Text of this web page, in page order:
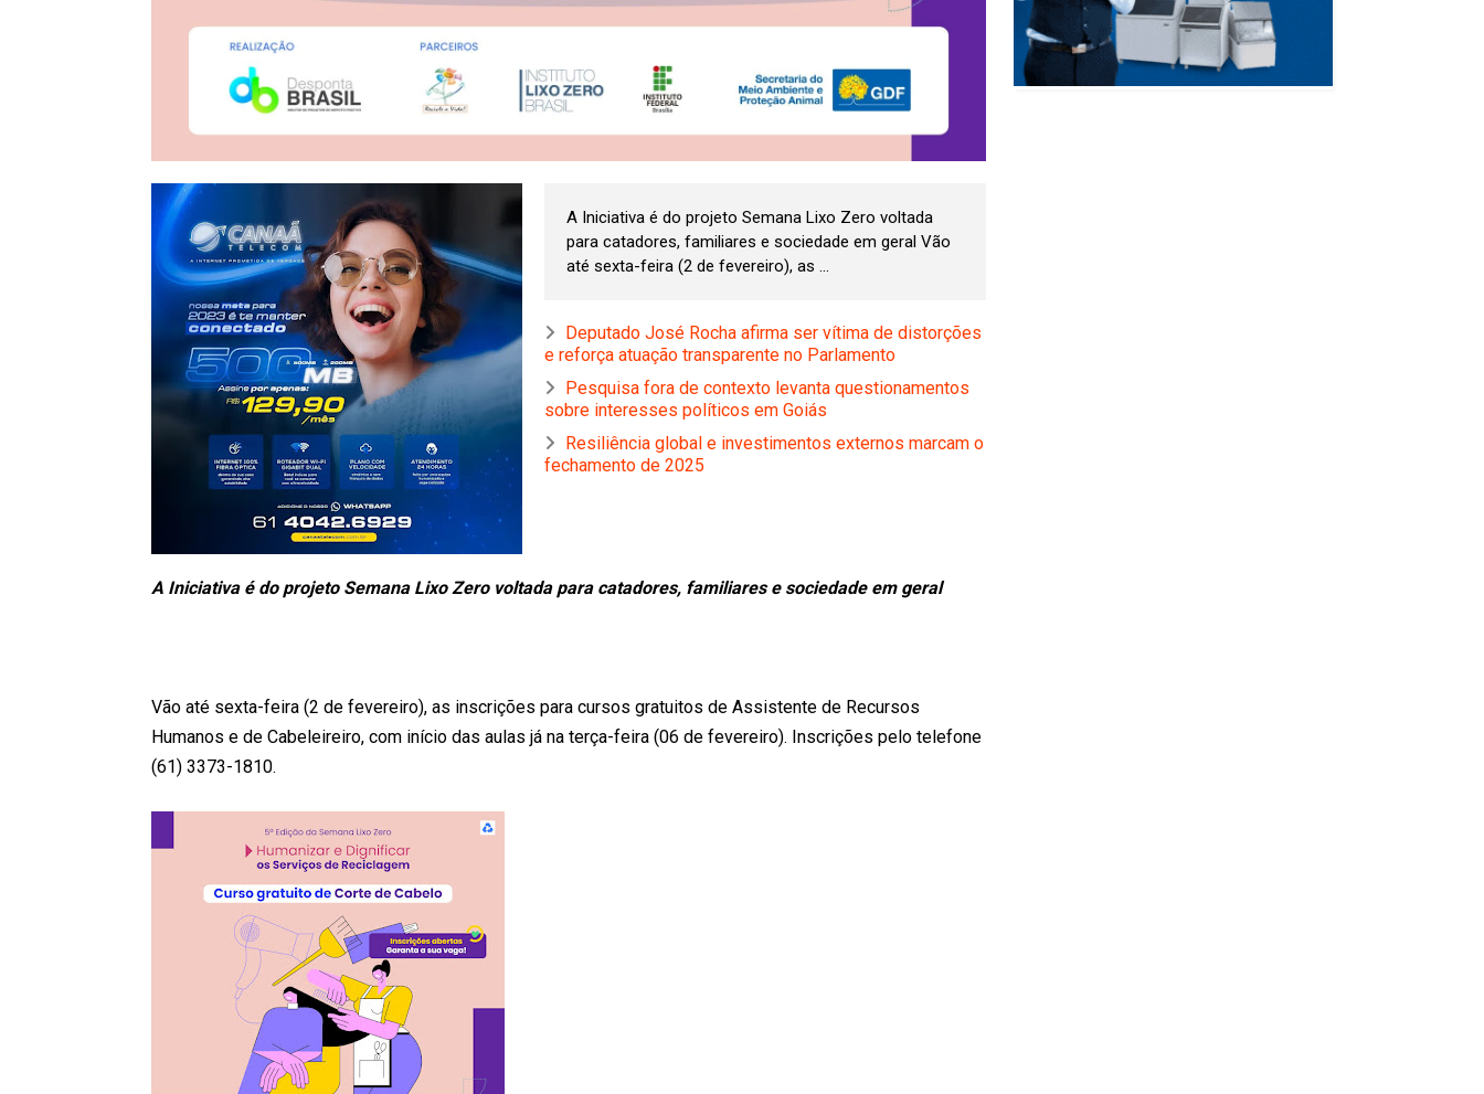
A Iniciativa é do projeto Semana Lixo Zero voltada
para catadores, familiares e sociedade em geral Vão
até sexta-feira (2 de fevereiro), as ...
Deputado José Rocha afirma ser vítima de distorções
e reforça atuação transparente no Parlamento
Pesquisa fora de contexto levanta questionamentos
sobre interesses políticos em Goiás
Resiliência global e investimentos externos marcam o
fechamento de 2025
A Iniciativa é do projeto Semana Lixo Zero voltada para catadores, familiares e sociedade em geral
Vão até sexta-feira (2 de fevereiro), as inscrições para cursos gratuitos de Assistente de Recursos
Humanos e de Cabeleireiro, com início das aulas já na terça-feira (06 de fevereiro). Inscrições pelo telefone
(61) 3373-1810.